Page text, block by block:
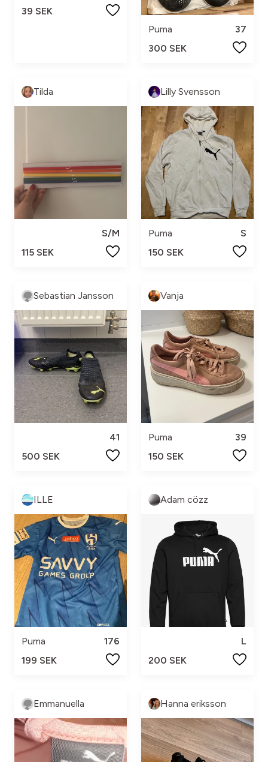
39 SEK
Puma
37
300 SEK
Tilda
S/M
115 SEK
Lilly Svensson
Puma
S
150 SEK
Sebastian Jansson
41
500 SEK
Vanja
Puma
39
150 SEK
ILLE
Puma
176
199 SEK
Adam cözz
L
200 SEK
Emmanuella Hanna eriksson